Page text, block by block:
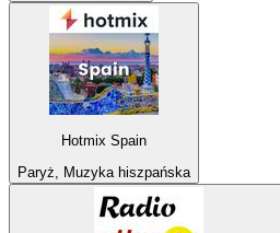
Hotmix Spain
Paryż, Muzyka hiszpańska